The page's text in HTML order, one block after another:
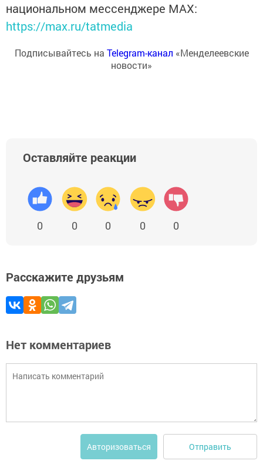
национальном мессенджере MАХ:
https://max.ru/tatmedia
Подписывайтесь на Telegram-канал «Менделеевские
новости»
Оставляйте реакции
0 0 0 0 0
Расскажите друзьям
Нет комментариев
Авторизоваться Отправить